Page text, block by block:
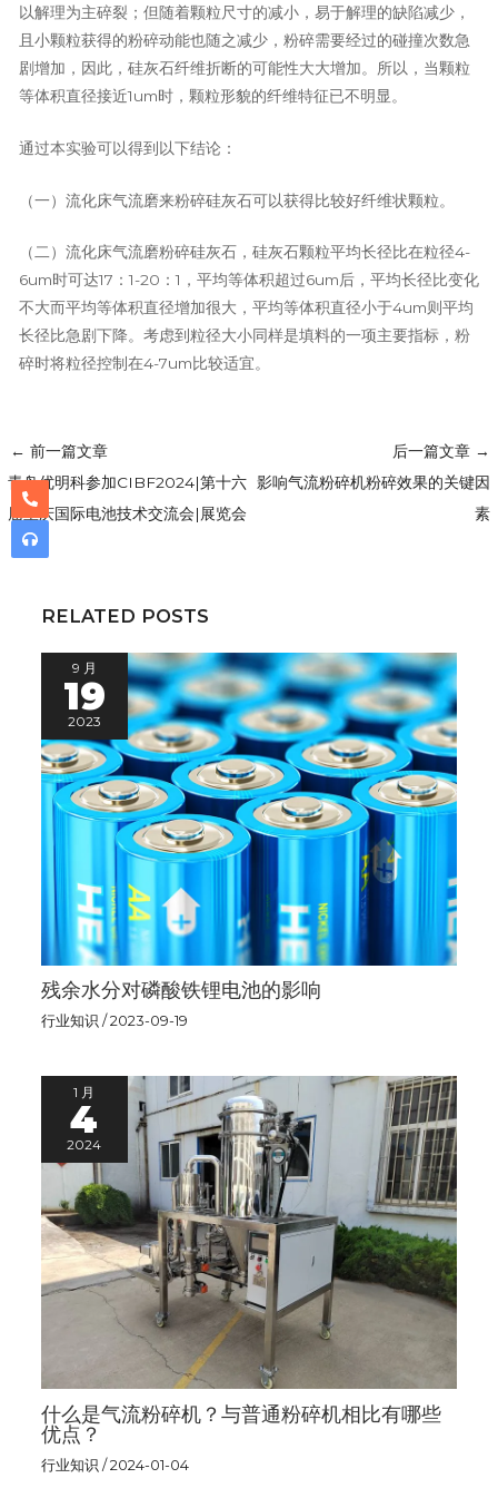
以解理为主碎裂；但随着颗粒尺寸的减小，易于解理的缺陷减少，
且小颗粒获得的粉碎动能也随之减少，粉碎需要经过的碰撞次数急
剧增加，因此，硅灰石纤维折断的可能性大大增加。所以，当颗粒
等体积直径接近1um时，颗粒形貌的纤维特征已不明显。
通过本实验可以得到以下结论：
（一）流化床气流磨来粉碎硅灰石可以获得比较好纤维状颗粒。
（二）流化床气流磨粉碎硅灰石，硅灰石颗粒平均长径比在粒径4-
6um时可达17：1-20：1，平均等体积超过6um后，平均长径比变化
不大而平均等体积直径增加很大，平均等体积直径小于4um则平均
长径比急剧下降。考虑到粒径大小同样是填料的一项主要指标，粉
碎时将粒径控制在4-7um比较适宜。
← 前一篇文章
青岛优明科参加CIBF2024|第十六
届重庆国际电池技术交流会|展览会
后一篇文章 →
影响气流粉碎机粉碎效果的关键因
素
RELATED POSTS
9 月
19
2023
残余水分对磷酸铁锂电池的影响
行业知识 / 2023-09-19
1 月
4
2024
什么是气流粉碎机？与普通粉碎机相比有哪些
优点？
行业知识 / 2024-01-04